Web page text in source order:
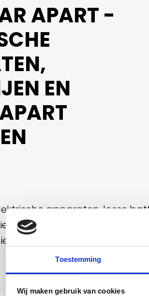
Toestemming
Wij maken gebruik van cookies
APART -
EN
apparaten, losse
alleen veilig, maar zorgt er
vind je de vijf